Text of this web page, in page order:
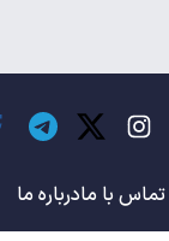
تماس با مادرباره ما